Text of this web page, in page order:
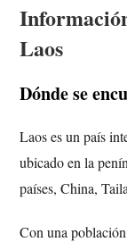
Laos
Dónde se
Laos es un país
ubicado en la
países, China,
Con una